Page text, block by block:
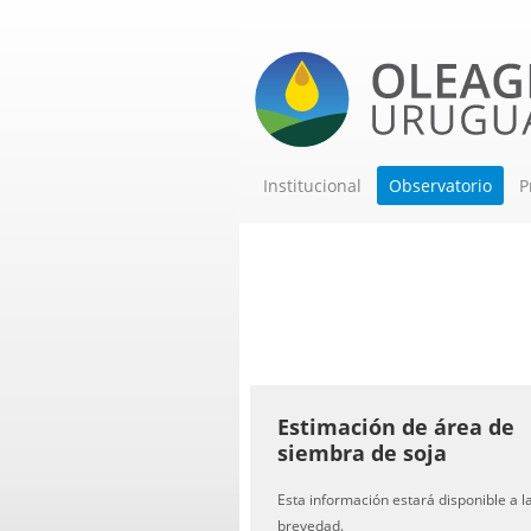
Institucional Observatorio
Estimación de área de
siembra de soja
Esta información estará disponible a la
brevedad.